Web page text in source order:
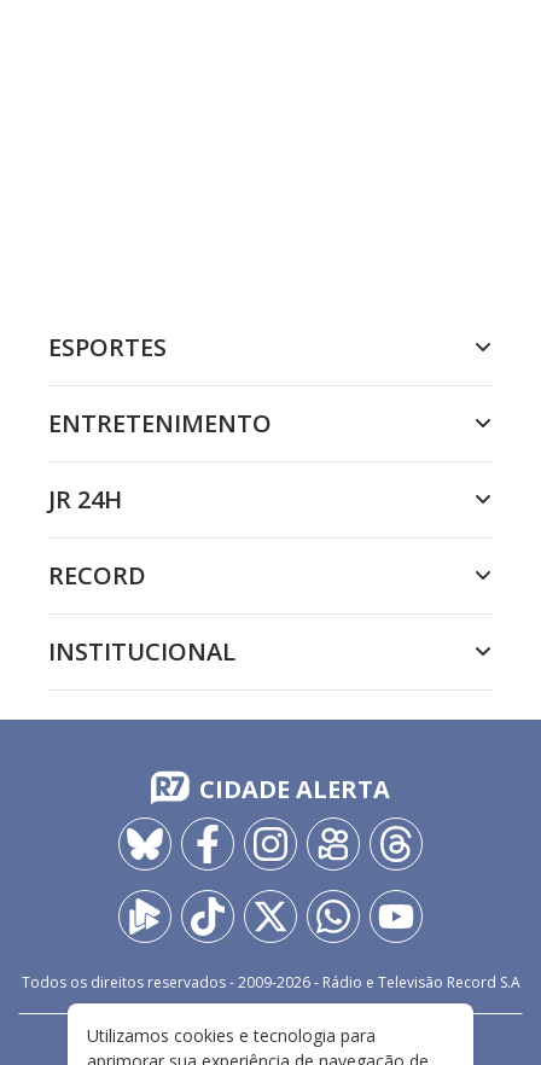
ESPORTES
ENTRETENIMENTO
JR 24H
RECORD
INSTITUCIONAL
CIDADE ALERTA
Todos os direitos reservados - 2009-2026- Rádio e Televisão Record S.A
FALE CONOSCO PRIVACIDADE
Utilizamos cookies e tecnologia para